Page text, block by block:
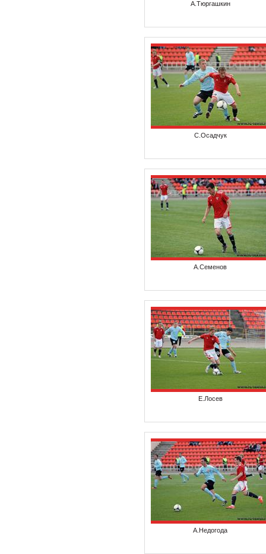
А.Тюргашкин
С.Осадчук
А.Семенов
Е.Лосев
А.Недогода